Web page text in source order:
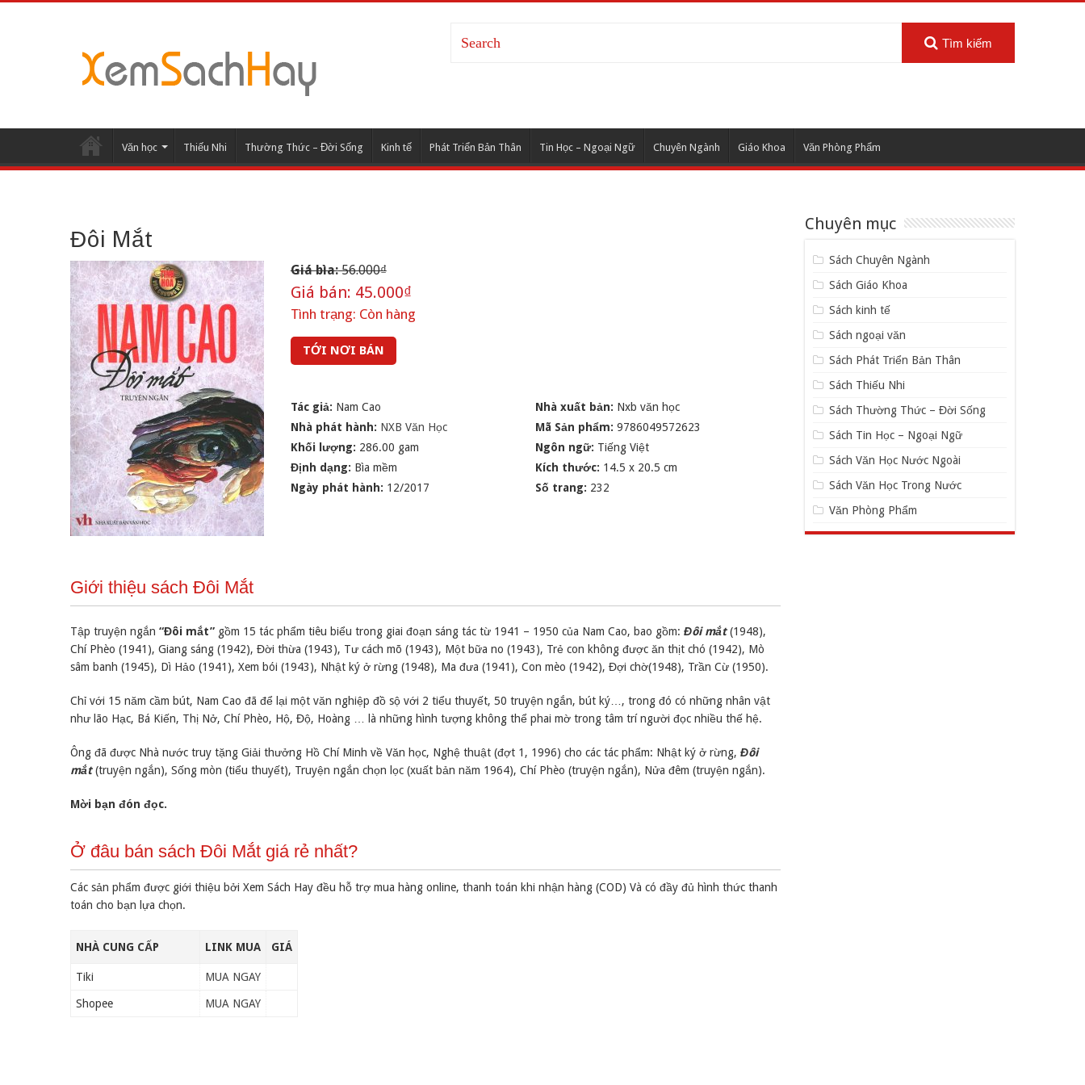
Tìm kiếm
Văn học Thiếu Nhi Thường Thức – Đời Sống Kinh tế Phát Triển Bản Thân Tin Học – Ngoại Ngữ Chuyên Ngành Giáo Khoa Văn Phòng Phẩm
Đôi Mắt
Giá bìa:56.000₫
Giá bán: 45.000₫
Tình trạng: Còn hàng
TỚI NƠI BÁN
Tác giả: Nam Cao Nhà xuất bản: Nxb văn học
Nhà phát hành: NXB Văn Học Mã Sản phẩm:9786049572623
Khối lượng: 286.00 gam Ngôn ngữ: Tiếng Việt
Định dạng: Bìa mềm Kích thước: 14.5 x 20.5 cm
Ngày phát hành: 12/2017 Số trang: 232
Giới thiệu sách Đôi Mắt
Tập truyện ngắn “Đôi mắt” gồm 15 tác phẩm tiêu biểu trong giai đoạn sáng tác từ 1941 – 1950 của Nam Cao, bao gồm: Đôi mắt(1948),
Chí Phèo (1941), Giang sáng (1942), Đời thừa (1943), Tư cách mõ (1943), Một bữa no (1943), Trẻ con không được ăn thịt chó (1942), Mò
sâm banh (1945), Dì Hảo (1941), Xem bói (1943), Nhật ký ở rừng (1948), Ma đưa (1941), Con mèo (1942), Đợi chờ(1948), Trần Cừ (1950).
Chỉ với 15 năm cầm bút, Nam Cao đã để lại một văn nghiệp đồ sộ với 2 tiểu thuyết, 50 truyện ngắn, bút ký…, trong đó có những nhân vật
như lão Hạc, Bá Kiến, Thị Nở, Chí Phèo, Hộ, Độ, Hoàng … là những hình tượng không thể phai mờ trong tâm trí người đọc nhiều thế hệ.
Ông đã được Nhà nước truy tặng Giải thưởng Hồ Chí Minh về Văn học, Nghệ thuật (đợt 1, 1996) cho các tác phẩm: Nhật ký ở rừng, Đôi
mắt(truyện ngắn), Sống mòn (tiểu thuyết), Truyện ngắn chọn lọc (xuất bản năm 1964), Chí Phèo (truyện ngắn), Nửa đêm (truyện ngắn).
Mời bạn đón đọc.
Ở đâu bán sách Đôi Mắt giá rẻ nhất?
Các sản phẩm được giới thiệu bởi Xem Sách Hay đều hỗ trợ mua hàng online, thanh toán khi nhận hàng (COD) Và có đầy đủ hình thức thanh
toán cho bạn lựa chọn.
NHÀ CUNG CẤP LINK MUA GIÁ
Tiki MUA NGAY
Shopee MUA NGAY
Chuyên mục
Sách Chuyên Ngành
Sách Giáo Khoa
Sách kinh tế
Sách ngoại văn
Sách Phát Triển Bản Thân
Sách Thiếu Nhi
Sách Thường Thức – Đời Sống
Sách Tin Học – Ngoại Ngữ
Sách Văn Học Nước Ngoài
Sách Văn Học Trong Nước
Văn Phòng Phẩm